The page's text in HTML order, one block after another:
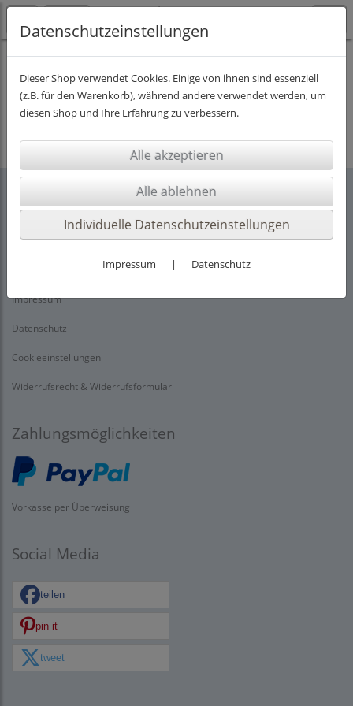
Es wurden leider keine Produkte gefunden.
Rechtliches
Impressum
Datenschutz
Cookieeinstellungen
Widerrufsrecht & Widerrufsformular
Zahlungsmöglichkeiten
Vorkasse per Überweisung
Social Media
teilen
pin it
tweet
Datenschutzeinstellungen
Dieser Shop verwendet Cookies. Einige von ihnen sind essenziell
(z.B. für den Warenkorb), während andere verwendet werden, um
diesen Shop und Ihre Erfahrung zu verbessern.
Individuelle Datenschutzeinstellungen
Impressum | Datenschutz